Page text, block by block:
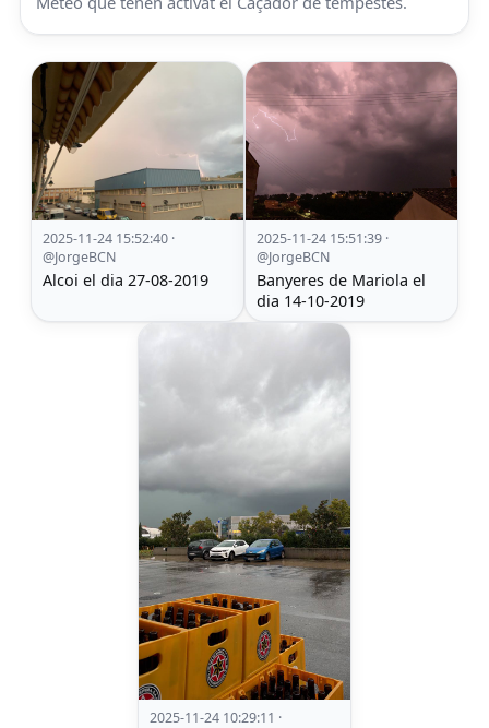
2025-11-24 15:52:40 ·
@JorgeBCN
Alcoi el dia 27-08-2019
2025-11-24 15:51:39 ·
@JorgeBCN
Banyeres de Mariola el
dia 14-10-2019
2025-11-24 10:29:11 ·